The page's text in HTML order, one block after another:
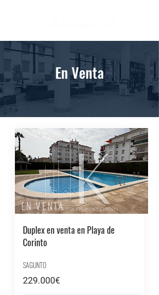
En Venta
EN VENTA
Duplex en venta en Playa de
Corinto
SAGUNTO
229.000€
Sagunto